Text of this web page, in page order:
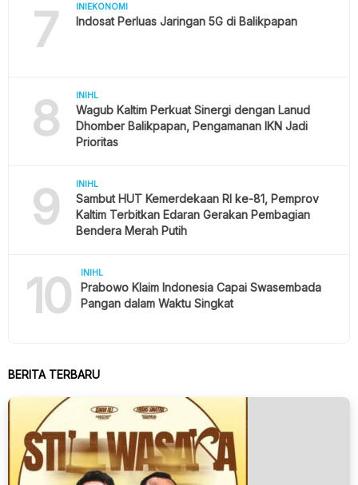
7 INIEKONOMI
Indosat Perluas Jaringan 5G di Balikpapan
8 INIHL
Wagub Kaltim Perkuat Sinergi dengan Lanud
Dhomber Balikpapan, Pengamanan IKN Jadi
Prioritas
9 INIHL
Sambut HUT Kemerdekaan RI ke-81, Pemprov
Kaltim Terbitkan Edaran Gerakan Pembagian
Bendera Merah Putih
10 INIHL
Prabowo Klaim Indonesia Capai Swasembada
Pangan dalam Waktu Singkat
BERITA TERBARU